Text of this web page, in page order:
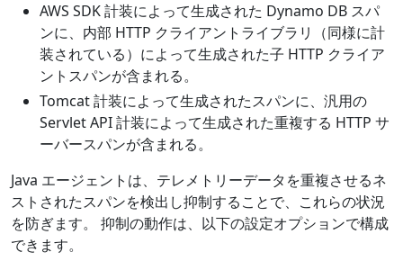
AWS SDK 計装によって生成された Dynamo DB スパ
ンに、内部 HTTP クライアントライブラリ（同様に計
装されている）によって生成された子 HTTP クライア
ントスパンが含まれる。
Tomcat 計装によって生成されたスパンに、汎用の
Servlet API 計装によって生成された重複する HTTP サ
ーバースパンが含まれる。
Java エージェントは、テレメトリーデータを重複させるネ
ストされたスパンを検出し抑制することで、これらの状況
を防ぎます。 抑制の動作は、以下の設定オプションで構成
できます。